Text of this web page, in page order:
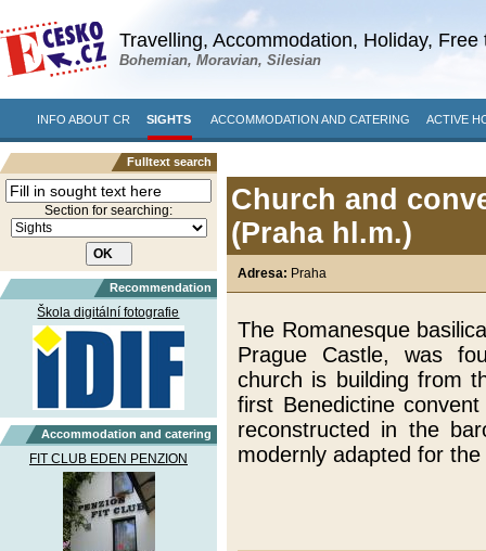
Travelling, Accommodation, Holiday, Free
Bohemian, Moravian, Silesian
INFO ABOUT CR SIGHTS ACCOMMODATION AND CATERING ACTIVE
Fulltext search
Section for searching:
Recommendation
Škola digitální fotografie
Accommodation and catering
FIT CLUB EDEN PENZION
Church and
(Praha hl.m.)
Adresa: Praha
The Romanesque
Prague Castle, was
church is building from
first Benedictine
reconstructed in the
modernly adapted for